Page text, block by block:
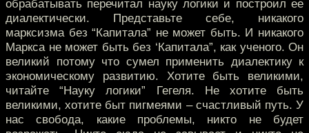
обрабатывать перечитал науку логики и построил ее
диалектически. Представьте себе, никакого
марксизма без “Капитала” не может быть. И никакого
Маркса не может быть без ‘Капитала”, как ученого. Он
великий потому что сумел применить диалектику к
экономическому развитию. Хотите быть великими,
читайте “Науку логики” Гегеля. Не хотите быть
великими, хотите быт пигмеями – счастливый путь. У
нас свобода, какие проблемы, никто не будет